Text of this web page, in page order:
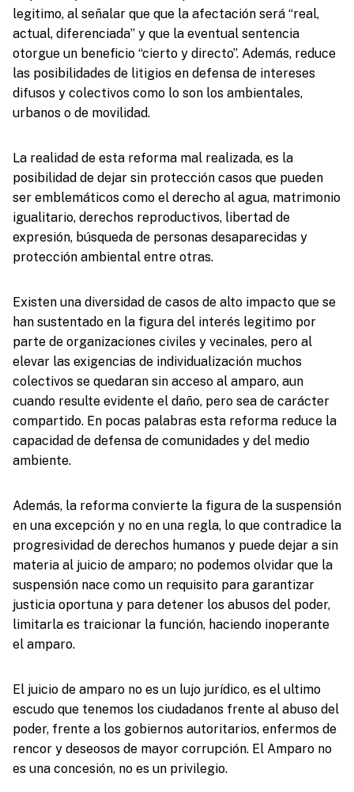
legitimo, al señalar que que la afectación será “real,
actual, diferenciada” y que la eventual sentencia
otorgue un beneficio “cierto y directo”. Además, reduce
las posibilidades de litigios en defensa de intereses
difusos y colectivos como lo son los ambientales,
urbanos o de movilidad.
La realidad de esta reforma mal realizada, es la
posibilidad de dejar sin protección casos que pueden
ser emblemáticos como el derecho al agua, matrimonio
igualitario, derechos reproductivos, libertad de
expresión, búsqueda de personas desaparecidas y
protección ambiental entre otras.
Existen una diversidad de casos de alto impacto que se
han sustentado en la figura del interés legitimo por
parte de organizaciones civiles y vecinales, pero al
elevar las exigencias de individualización muchos
colectivos se quedaran sin acceso al amparo, aun
cuando resulte evidente el daño, pero sea de carácter
compartido. En pocas palabras esta reforma reduce la
capacidad de defensa de comunidades y del medio
ambiente.
Además, la reforma convierte la figura de la suspensión
en una excepción y no en una regla, lo que contradice la
progresividad de derechos humanos y puede dejar a sin
materia al juicio de amparo; no podemos olvidar que la
suspensión nace como un requisito para garantizar
justicia oportuna y para detener los abusos del poder,
limitarla es traicionar la función, haciendo inoperante
el amparo.
El juicio de amparo no es un lujo jurídico, es el ultimo
escudo que tenemos los ciudadanos frente al abuso del
poder, frente a los gobiernos autoritarios, enfermos de
rencor y deseosos de mayor corrupción. El Amparo no
es una concesión, no es un privilegio.